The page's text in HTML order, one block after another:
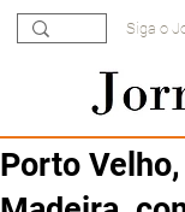
Siga o
Porto